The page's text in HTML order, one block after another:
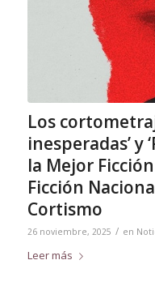
Los
inesperadas’ y
la Mejor
Ficción
Cortismo
26 noviembre, 2025 / en
Leer más